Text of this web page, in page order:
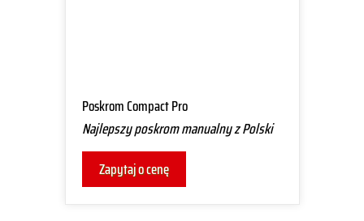
Poskrom Compact Pro
Najlepszy poskrom manualny z Polski